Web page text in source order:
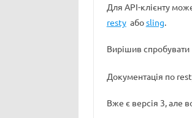
Для API-клієнту
restyабоsling.
Вирішив спробувати
Документація по
Вже є версія 3, але